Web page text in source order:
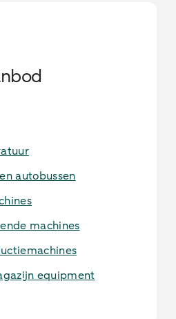
autobussen
machines
equipment